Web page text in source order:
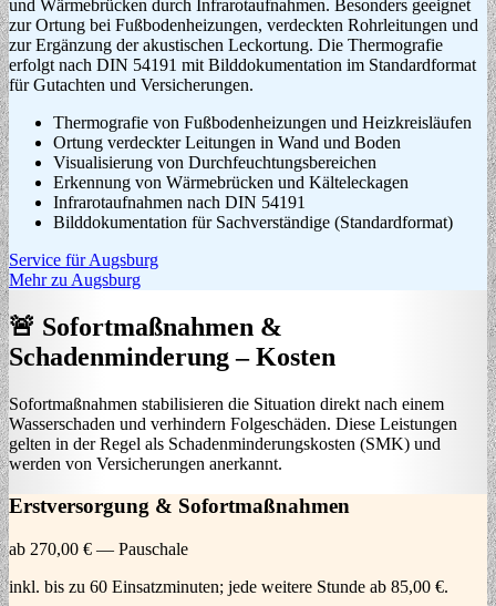
und Wärmebrücken durch Infrarotaufnahmen. Besonders geeignet
zur Ortung bei Fußbodenheizungen, verdeckten Rohrleitungen und
zur Ergänzung der akustischen Leckortung. Die Thermografie
erfolgt nach DIN 54191 mit Bilddokumentation im Standardformat
für Gutachten und Versicherungen.
Thermografie von Fußbodenheizungen und Heizkreisläufen
Ortung verdeckter Leitungen in Wand und Boden
Visualisierung von Durchfeuchtungsbereichen
Erkennung von Wärmebrücken und Kälteleckagen
Infrarotaufnahmen nach DIN 54191
Bilddokumentation für Sachverständige (Standardformat)
Service für Augsburg
Mehr zu Augsburg
🚨 Sofortmaßnahmen &
Schadenminderung – Kosten
Sofortmaßnahmen stabilisieren die Situation direkt nach einem
Wasserschaden und verhindern Folgeschäden. Diese Leistungen
gelten in der Regel als Schadenminderungskosten (SMK) und
werden von Versicherungen anerkannt.
Erstversorgung & Sofortmaßnahmen
ab 270,00 € — Pauschale
inkl. bis zu 60 Einsatzminuten; jede weitere Stunde ab 85,00 €.